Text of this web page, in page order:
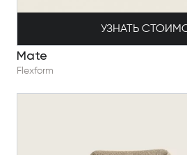
УЗНАТЬ
Mate
Flexform